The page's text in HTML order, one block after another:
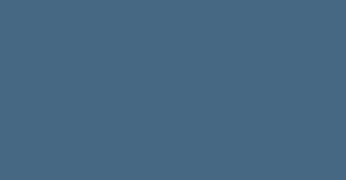
Seimo
Lietuvos
įstatymo 1
Lietuvos
įstatymo 1